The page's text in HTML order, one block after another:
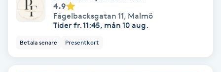
Fransförlängning
Fransförlängning Megavolym
4.9
Fågelbacksgatan 11, Malmö
Tider fr. 11:45, mån 10 aug.
Betala senare Presentkort